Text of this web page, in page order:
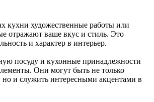
кухни художественные работы или
отражают ваше вкус и стиль. Это
и характер в интерьер.
посуду и кухонные принадлежности
Они могут быть не только
и служить интересными акцентами в